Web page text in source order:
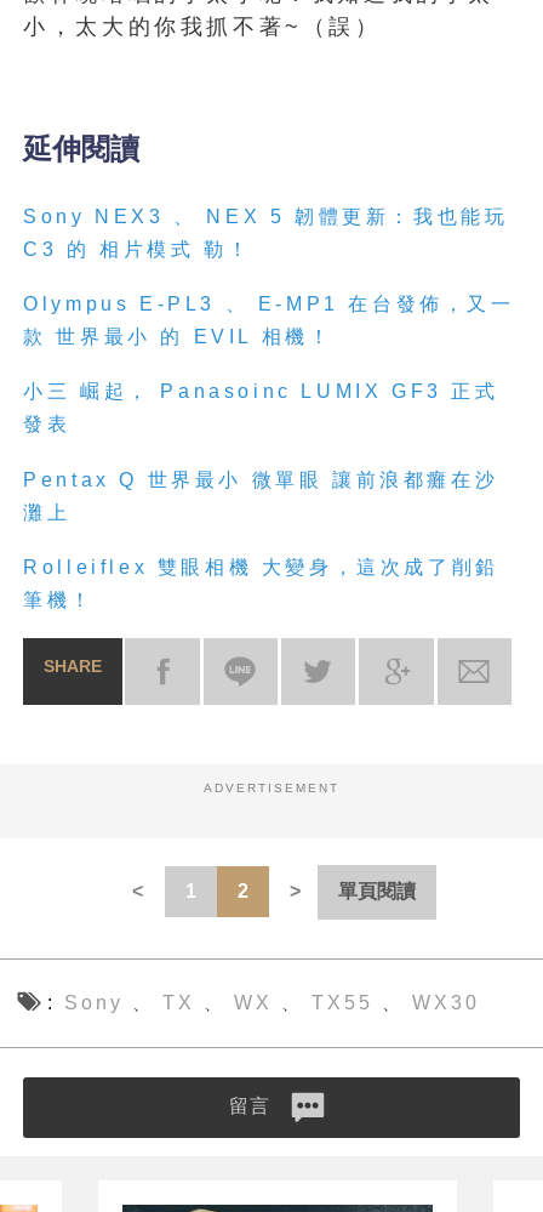
小，太大的你我抓不著~（誤）
延伸閱讀
Sony NEX3 、 NEX 5 韌體更新：我也能玩
C3 的 相片模式 勒！
Olympus E-PL3 、 E-MP1 在台發佈，又一
款 世界最小 的 EVIL 相機！
小三 崛起， Panasoinc LUMIX GF3 正式
發表
Pentax Q 世界最小 微單眼 讓前浪都癱在沙
灘上
Rolleiflex 雙眼相機 大變身，這次成了削鉛
筆機！
SHARE
ADVERTISEMENT
1 2 單頁閱讀
Sony 、 TX 、 WX 、 TX55 、 WX30
留言